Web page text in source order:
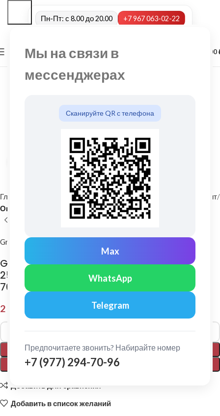
Мы на связи в
мессенджерах
Сканируйте QR с телефона
Max
WhatsApp
Telegram
Предпочитаете звонить? Набирайте номер
+7 (977) 294-70-96
Пн-Пт: с 8.00 до 20.00 +7 967 063-02-22
МЕНЮ 0,00
Нажмите, чтобы увеличить
Главная Фасадные материалы Металлический сайдинг и софит
Околооконная планка
Grand Line
Grand Line: Планка околооконная простая
250х50 Satin Matt 0,5 мм, длина 2м. Ral
7024
2 514,00
В КОРЗИНУ
ПОКУПКА В 1 КЛИК
Alternative:
Добавить для сравнения
Добавить в список желаний